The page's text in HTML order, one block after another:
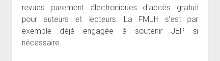
revues purement électroniques d'accès gratuit
pour auteurs et lecteurs. La FMJH s'est par
exemple déjà engagée à soutenir JEP si
nécessaire.